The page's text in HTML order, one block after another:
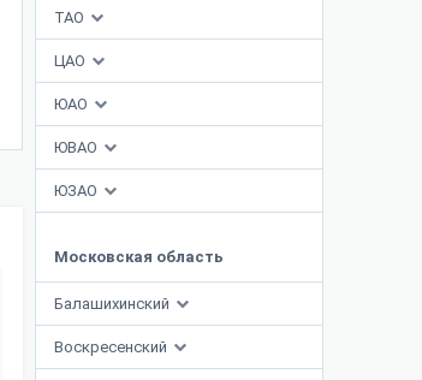
ТАО
ЦАО
ЮАО
ЮВАО
ЮЗАО
Московская область
Балашихинский
Воскресенский